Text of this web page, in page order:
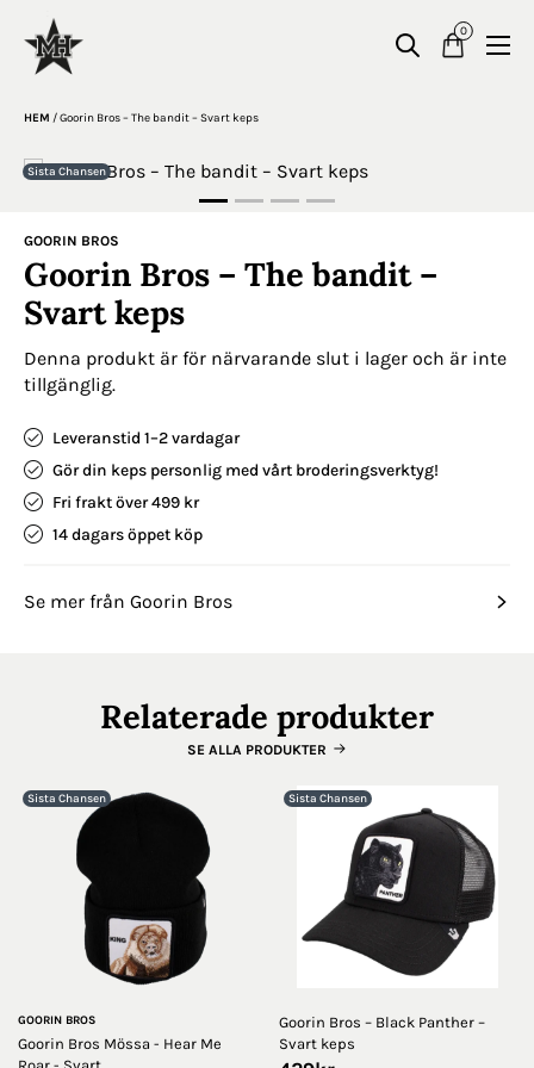
0
HEM /Goorin Bros – The bandit – Svart keps
Sista Chansen
GOORIN BROS
Goorin Bros – The bandit –
Svart keps
Denna produkt är för närvarande slut i lager och är inte
tillgänglig.
Leveranstid 1–2 vardagar
Gör din keps personlig med vårt broderingsverktyg!
Fri frakt över 499 kr
14 dagars öppet köp
Se mer från Goorin Bros
Relaterade produkter
SE ALLA PRODUKTER
Sista Chansen
GOORIN BROS
Goorin Bros Mössa - Hear Me
Sista Chansen
Goorin Bros – Black Panther –
Svart keps